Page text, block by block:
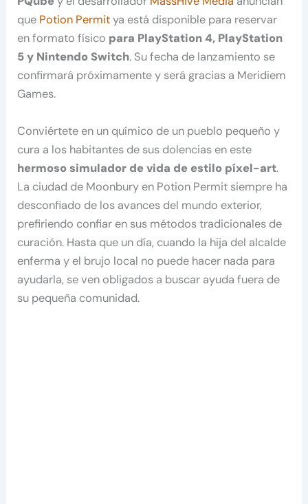
que Potion Permitya está disponible para reservar
en formato físico para PlayStation 4, PlayStation
5 y Nintendo Switch. Su fecha de lanzamiento se
confirmará próximamente y será gracias a Meridiem
Games.
Conviértete en un químico de un pueblo pequeño y
cura a los habitantes de sus dolencias en este
hermoso simulador de vida de estilo píxel-art.
La ciudad de Moonbury en Potion Permit siempre ha
desconfiado de los avances del mundo exterior,
prefiriendo confiar en sus métodos tradicionales de
curación. Hasta que un día, cuando la hija del alcalde
enferma y el brujo local no puede hacer nada para
ayudarla, se ven obligados a buscar ayuda fuera de
su pequeña comunidad.